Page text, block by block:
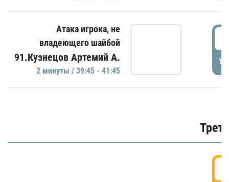
Атака игрока, не
владеющего шайбой
91.Кузнецов Артемий А.
2 минуты / 39:45 - 41:45